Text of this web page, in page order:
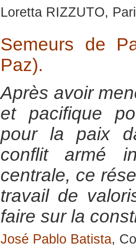
Loretta RIZZUTO,
Semeurs de
Paz).
Après avoir
et pacifique
pour la paix
conflit armé
centrale, ce
travail de
faire sur la
José Pablo Batista,